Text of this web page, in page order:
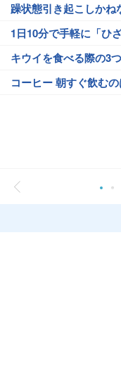
躁状態引き起こしかね
1日10分で手軽に「ひ
キウイを食べる際の3
コーヒー 朝すぐ飲む